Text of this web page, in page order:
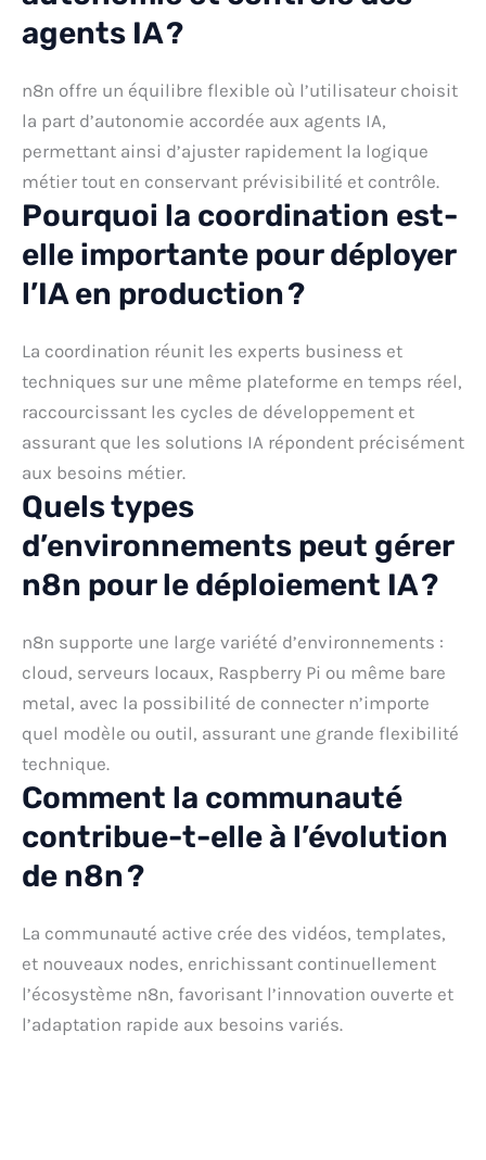
agents IA ?
n8n offre un équilibre flexible où l’utilisateur choisit
la part d’autonomie accordée aux agents IA,
permettant ainsi d’ajuster rapidement la logique
métier tout en conservant prévisibilité et contrôle.
Pourquoi la coordination est-
elle importante pour déployer
l’IA en production ?
La coordination réunit les experts business et
techniques sur une même plateforme en temps réel,
raccourcissant les cycles de développement et
assurant que les solutions IA répondent précisément
aux besoins métier.
Quels types
d’environnements peut gérer
n8n pour le déploiement IA ?
n8n supporte une large variété d’environnements :
cloud, serveurs locaux, Raspberry Pi ou même bare
metal, avec la possibilité de connecter n’importe
quel modèle ou outil, assurant une grande flexibilité
technique.
Comment la communauté
contribue-t-elle à l’évolution
de n8n ?
La communauté active crée des vidéos, templates,
et nouveaux nodes, enrichissant continuellement
l’écosystème n8n, favorisant l’innovation ouverte et
l’adaptation rapide aux besoins variés.